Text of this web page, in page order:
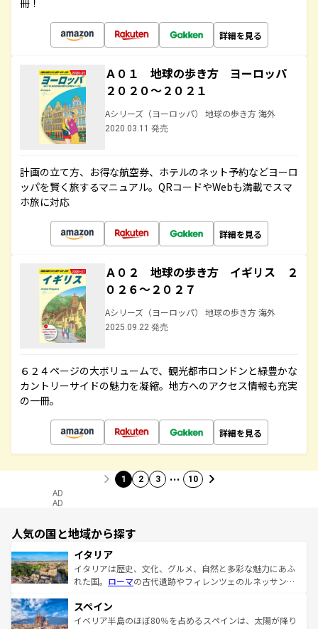
冊！
詳細を見る
Ａ０１ 地球の歩き方 ヨーロッパ
２０２０～２０２１
Aシリーズ（ヨーロッパ） 地球の歩き方 海外
2020.03.11 発売
計画の立て方、お得な航空券、ホテルのネット予約などヨーロ
ッパを賢く旅するマニュアル。QRコードやWebも満載でスマ
ホ旅に対応
詳細を見る
Ａ０２ 地球の歩き方 イギリス ２
０２６～２０２７
Aシリーズ（ヨーロッパ） 地球の歩き方 海外
2025.09.22 発売
６２４ページの大ボリュームで、観光都市ロンドンと緑豊かな
カントリーサイドの魅力を凝縮。地方へのアクセス情報も充実
の一冊。
詳細を見る
1 2 3 … 10
AD
AD
人気の国と地域から探す
イタリア
イタリアは歴史、文化、グルメ、自然と多彩な魅力にあふ
れた国。 ローマの古代遺跡やフィレンツェのルネッサンス
ろん、トスカーナの美しい田園風景やアマルフィ海岸の絶
景など、自然景観も見逃せない。観光の合間には、本場の
スペイン
イベリア半島のほぼ80％を占めるスペインは、太陽が降り